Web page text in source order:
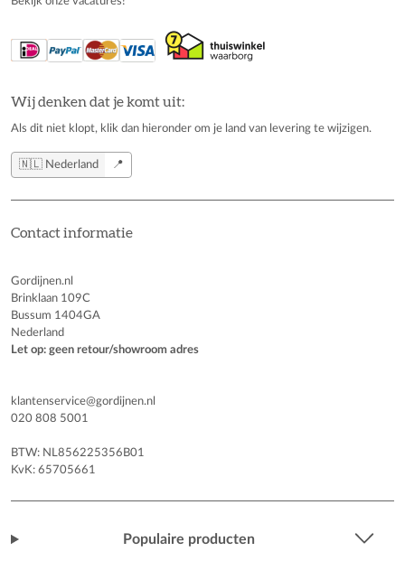
Wij denken dat je komt uit:
Als dit niet klopt, klik dan hieronder om je land van levering te wijzigen.
🇳🇱 Nederland 📍
Contact informatie
Gordijnen.nl
Brinklaan 109C
Bussum 1404GA
Nederland
Let op: geen retour/showroom adres
klantenservice@gordijnen.nl
020 808 5001
BTW: NL856225356B01
KvK: 65705661
Populaire producten